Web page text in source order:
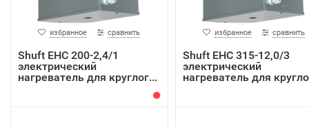
избранное сравнить
Shuft EHC 200-2,4/1
электрический
нагреватель для круглог...
избранное сравнить
Shuft EHC 315-12,0/3
электрический
нагреватель для